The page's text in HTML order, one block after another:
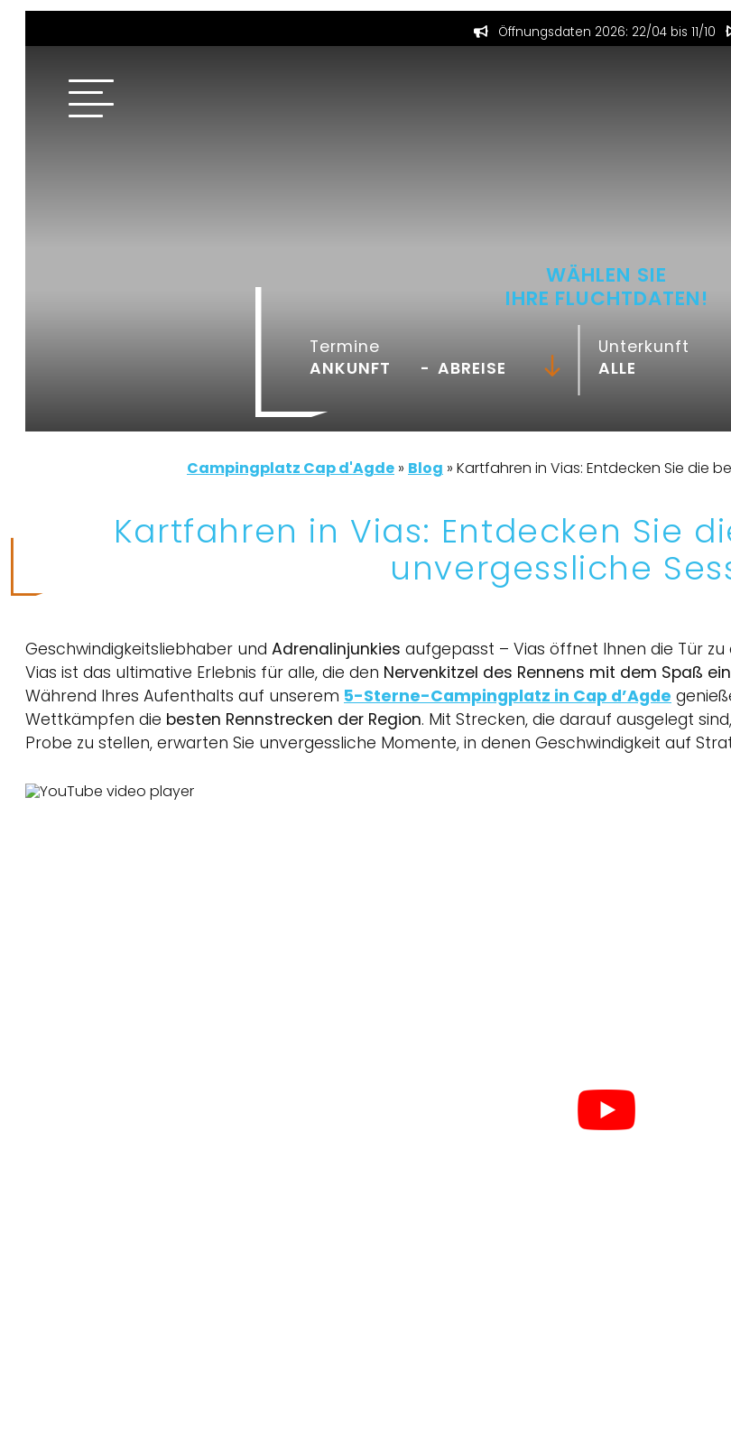
Öffnungsdaten 2026: 22/04 bis 11/10
WÄHLEN SIE
IHRE FLUCHTDATEN!
Termine
-
Unterkunft
Campingplatz Cap d'Agde » Blog » Kartfahren in Vias: Entdecken Sie die
Kartfahren in Vias: Entdecken Sie
unvergessliche
Geschwindigkeitsliebhaber und Adrenalinjunkies aufgepasst – Vias öffnet Ihnen die Tür
Vias ist das ultimative Erlebnis für alle, die den Nervenkitzel des Rennens mit dem Spaß
Während Ihres Aufenthalts auf unserem 5-Sterne-Campingplatz in Cap d’Agde
Wettkämpfen die besten Rennstrecken der Region. Mit Strecken, die darauf ausgelegt
Probe zu stellen, erwarten Sie unvergessliche Momente, in denen Geschwindigkeit auf